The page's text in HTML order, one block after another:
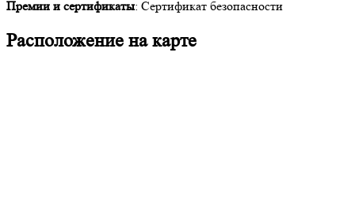
Премии и сертификаты: Сертификат безопасности
Расположение на карте